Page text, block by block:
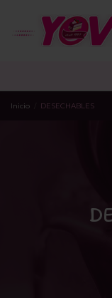
Inicio DESECHABLES